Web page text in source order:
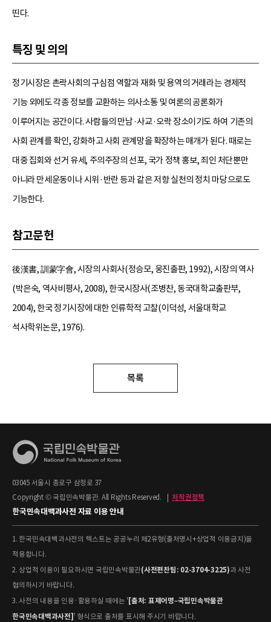
띤다.
특징 및 의의
정기시장은 촌락사회의 구심점 역할과 재화 및 용역의 거래라는 경제적
기능 외에도 각종 정보를 교환하는 의사소통 및 여론의 공론화가
이루어지는 공간이다. 사람들의 만남·사교·오락 장소이기도 하여 기존의
사회 관계를 확인, 강화하고 사회 관계망을 확장하는 매개가 된다. 때로는
대중 집회와 선거 유세, 주의주장의 선포, 국가 정책 홍보, 죄인 처단뿐만
아니라 만세운동이나 시위·반란 등과 같은 저항 실천의 정치 마당으로도
기능한다.
참고문헌
後漢書, 訓蒙字會, 시장의 사회사(정승모, 웅진출판, 1992), 시장의 역사
(박은숙, 역사비평사, 2008), 한국시장사(조병찬, 동국대학교출판부,
2004), 한국 정기시장에 대한 인류학적 고찰(이덕성, 서울대학교
석사학위논문, 1976).
목록
03045 서울시 종로구 삼청로 37
Copyright © 국립민속박물관. All Rights Reserved.
저작권정책
한국민속대백과사전 자료 이용 안내
1. 한국민속대백과사전의 텍스트는 공공누리 제2유형(출처명시+상업적 이용금지)을
적용합니다.
2. 상업적 이용이 필요하시면 국립민속박물관(사전편찬팀: 02-3704-3225)과 사전
협의하시기 바랍니다.
3. 사전의 내용을 인용·활용하실 때에는 ' [출처: 표제어명–국립민속박물관
한국민속대백과사전] ' 형식으로 출처를 표시해 주시기 바랍니다.